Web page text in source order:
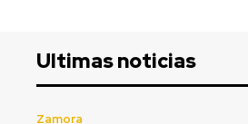
Ultimas noticias
Zamora